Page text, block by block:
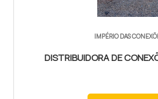
IMPÉRIO DAS
DISTRIBUIDORA DE